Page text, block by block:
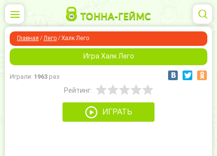
Главная / Лего / Халк Лего
Игра Халк Лего
Играли: 1963 раз
Рейтинг:
ИГРАТЬ